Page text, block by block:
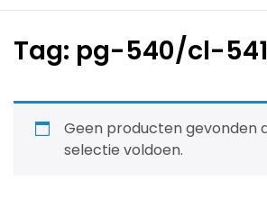
Tag: pg-540/cl-541
Geen producten gevonden
selectie voldoen.